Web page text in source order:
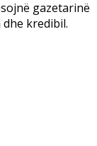
gazetarinë
kredibil.